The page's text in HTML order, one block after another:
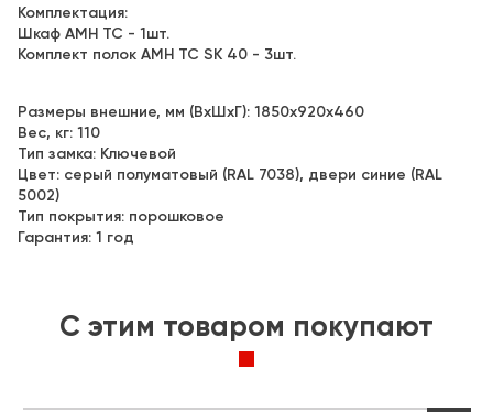
Комплектация:
Шкаф AMH TC - 1шт.
Комплект полок AMH TC SK 40 - 3шт.
Размеры внешние, мм (ВхШхГ): 1850x920x460
Вес, кг: 110
Тип замка: Ключевой
Цвет: серый полуматовый (RAL 7038), двери синие (RAL
5002)
Тип покрытия: порошковое
Гарантия: 1 год
C этим товаром покупают